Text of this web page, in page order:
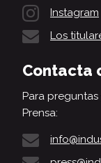
Instagram
Los
Contacta
Para
Prensa: